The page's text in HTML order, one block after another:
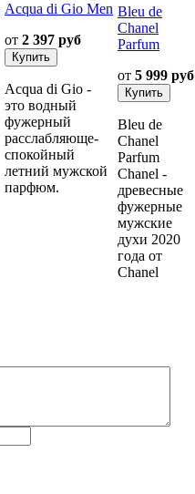
Acqua di Gio Men
от 2 397 руб
Acqua di Gio -
это водный
фужерный
расслабляюще-
спокойный
летний мужской
парфюм.
Bleu de
Chanel
Parfum
от 5 999 руб
Bleu de
Chanel
Parfum
Chanel -
древесные
фужерные
мужские
духи 2020
года от
Chanel